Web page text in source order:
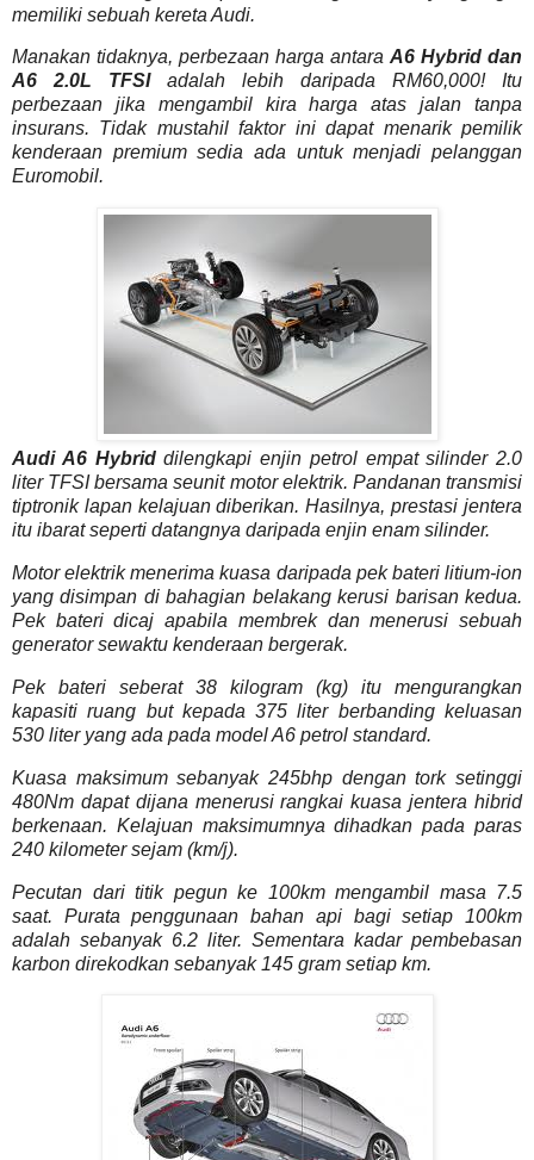
memiliki sebuah kereta Audi.
Manakan tidaknya, perbezaan harga antara A6 Hybrid dan
A6 2.0L TFSI adalah lebih daripada RM60,000! Itu
perbezaan jika mengambil kira harga atas jalan tanpa
insurans. Tidak mustahil faktor ini dapat menarik pemilik
kenderaan premium sedia ada untuk menjadi pelanggan
Euromobil.
Audi A6 Hybriddilengkapi enjin petrol empat silinder 2.0
liter TFSI bersama seunit motor elektrik. Pandanan transmisi
tiptronik lapan kelajuan diberikan. Hasilnya, prestasi jentera
itu ibarat seperti datangnya daripada enjin enam silinder.
Motor elektrik menerima kuasa daripada pek bateri litium-ion
yang disimpan di bahagian belakang kerusi barisan kedua.
Pek bateri dicaj apabila membrek dan menerusi sebuah
generator sewaktu kenderaan bergerak.
Pek bateri seberat 38 kilogram (kg) itu mengurangkan
kapasiti ruang but kepada 375 liter berbanding keluasan
530 liter yang ada pada model A6 petrol standard.
Kuasa maksimum sebanyak 245bhp dengan tork setinggi
480Nm dapat dijana menerusi rangkai kuasa jentera hibrid
berkenaan. Kelajuan maksimumnya dihadkan pada paras
240 kilometer sejam (km/j).
Pecutan dari titik pegun ke 100km mengambil masa 7.5
saat. Purata penggunaan bahan api bagi setiap 100km
adalah sebanyak 6.2 liter. Sementara kadar pembebasan
karbon direkodkan sebanyak 145 gram setiap km.